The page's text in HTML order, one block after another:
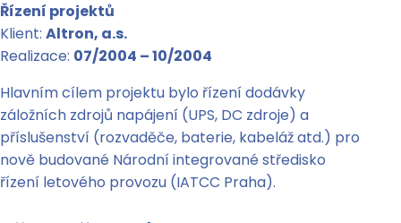
Řízení projektů
Klient: Altron, a.s.
Realizace: 07/2004 – 10/2004
Hlavním cílem projektu bylo řízení dodávky
záložních zdrojů napájení (UPS, DC zdroje) a
příslušenství (rozvaděče, baterie, kabeláž atd.) pro
nově budované Národní integrované středisko
řízení letového provozu (IATCC Praha).